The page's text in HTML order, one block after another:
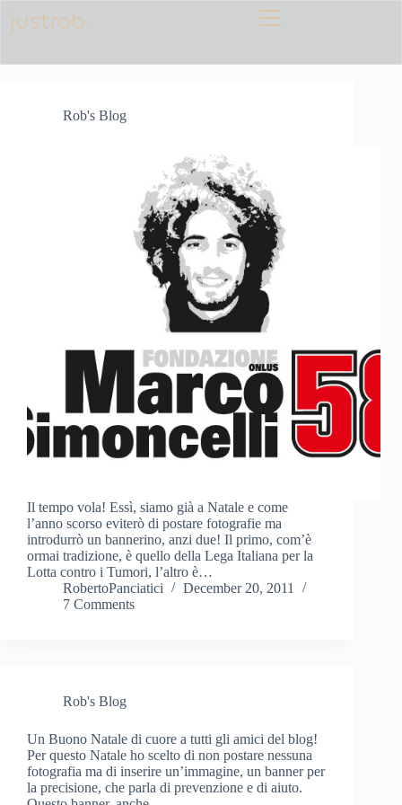
justrob.
Rob's Blog
Il tempo vola! Essì, siamo già a Natale e come
l’anno scorso eviterò di postare fotografie ma
introdurrò un bannerino, anzi due! Il primo, com’è
ormai tradizione, è quello della Lega Italiana per la
Lotta contro i Tumori, l’altro è…
RobertoPanciatici
December 20, 2011
7 Comments
Rob's Blog
Un Buono Natale di cuore a tutti gli amici del blog!
Per questo Natale ho scelto di non postare nessuna
fotografia ma di inserire un’immagine, un banner per
la precisione, che parla di prevenzione e di aiuto.